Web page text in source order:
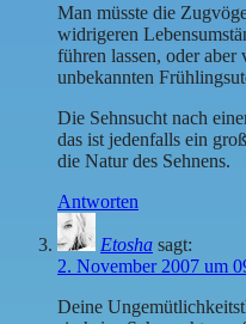
Man müsste die
widrigeren
führen lassen, oder
unbekannten
Die Sehnsucht nach
das ist jedenfalls ein
die Natur des Sehnens.
Antworten
Etosha sagt:
2. November 2007 um
Deine